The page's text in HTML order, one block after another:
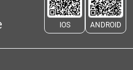
IOS ANDROID